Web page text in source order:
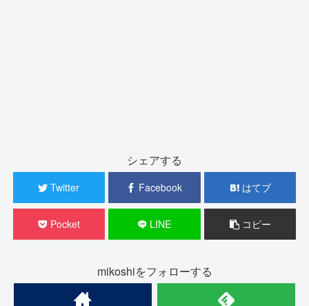
シェアする
Twitter Facebook はてブ
Pocket LINE コピー
mikoshiをフォローする